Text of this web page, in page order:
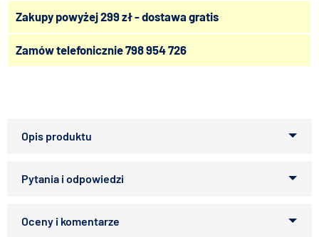
Zakupy powyżej 299 zł - dostawa gratis
Zamów telefonicznie798 954 726
Średnica drutu (konstrukcja / wypełnienie): 3 / 2,5
Powłoka siatki: cynkowanie galwaniczne
Zapytaj o produkt